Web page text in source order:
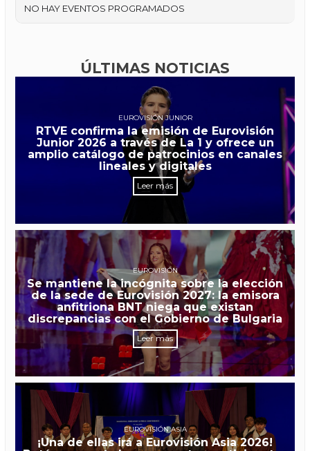
NO HAY EVENTOS PROGRAMADOS
ÚLTIMAS NOTICIAS
EUROVISIÓN JUNIOR
RTVE confirma la emisión de Eurovisión
Junior 2026 a través de La 1 y ofrece un
amplio catálogo de patrocinios en canales
lineales y digitales
Leer más
EUROVISIÓN
Se mantiene la incógnita sobre la elección
de la sede de Eurovisión 2027: la emisora
anfitriona BNT niega que existan
discrepancias con el Gobierno de Bulgaria
Leer más
EUROVISIÓN ASIA
¡Una de ellas irá a Eurovisión Asia 2026!